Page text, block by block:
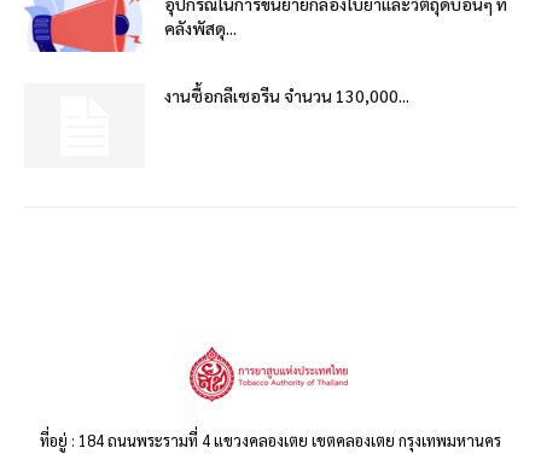
คลังพัสดุ...
งานซื้อกลีเซอรีน จำนวน 130,000...
ที่อยู่ : 184 ถนนพระรามที่ 4 แขวงคลองเตย เขตคลองเตย กรุงเทพมหานคร